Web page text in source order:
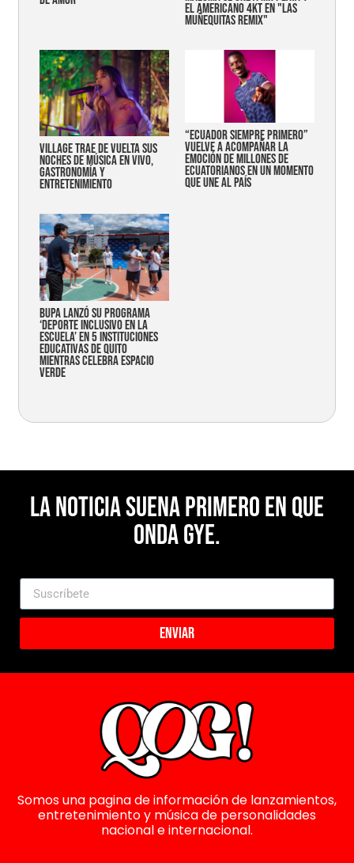
EL AMERICANO 4KT EN "LAS
MUÑEQUITAS REMIX"
Village trae de vuelta sus
noches de música en vivo,
gastronomía y
entretenimiento
“Ecuador siempre primero”
vuelve a acompañar la
emoción de millones de
ecuatorianos en un momento
que une al país
Bupa lanzó su programa
‘Deporte Inclusivo en la
Escuela’ en 5 instituciones
educativas de Quito
mientras celebra espacio
verde
La noticia suena primero en Que
Onda Gye.
Enviar
Somos una pagina de información de lanzamientos,
entretenimiento y música de personalidades
nacional e internacional.